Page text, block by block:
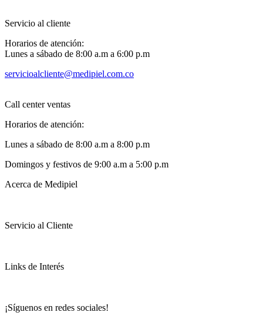
Servicio al cliente
Horarios de atención:
Lunes a sábado de 8:00 a.m a 6:00 p.m
servicioalcliente@medipiel.com.co
Call center ventas
Horarios de atención:
Lunes a sábado de 8:00 a.m a 8:00 p.m
Domingos y festivos de 9:00 a.m a 5:00 p.m
Acerca de Medipiel
Servicio al Cliente
Links de Interés
¡Síguenos en redes sociales!